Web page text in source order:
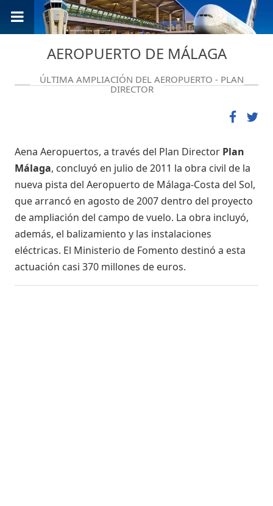
AEROPUERTO DE MÁLAGA
ÚLTIMA AMPLIACIÓN DEL AEROPUERTO - PLAN
DIRECTOR
Aena Aeropuertos, a través del Plan Director Plan
Málaga, concluyó en julio de 2011 la obra civil de la
nueva pista del Aeropuerto de Málaga-Costa del Sol,
que arrancó en agosto de 2007 dentro del proyecto
de ampliación del campo de vuelo. La obra incluyó,
además, el balizamiento y las instalaciones
eléctricas. El Ministerio de Fomento destinó a esta
actuación casi 370 millones de euros.